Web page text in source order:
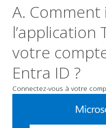
A. Comment
l’application
votre
Entra ID ?
Connectez-vous à votre